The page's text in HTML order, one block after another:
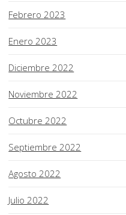
Febrero 2023
Enero 2023
Diciembre 2022
Noviembre 2022
Octubre 2022
Septiembre 2022
Agosto 2022
Julio 2022